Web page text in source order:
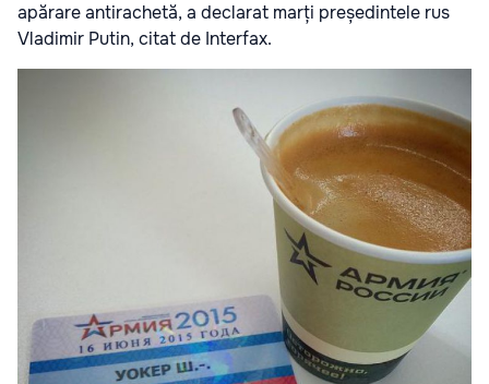
apărare antirachetă, a declarat marți președintele rus
Vladimir Putin, citat de Interfax.